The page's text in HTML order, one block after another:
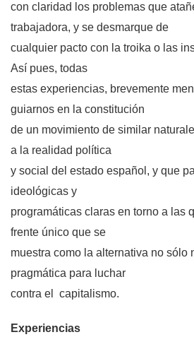
con claridad los problemas que
trabajadora, y se desmarque de
cualquier pacto con la troika o las
Así pues, todas
estas experiencias, brevemente
guiarnos en la constitución
de un movimiento de similar
a la realidad política
y social del estado español, y que
ideológicas y
programáticas claras en torno a las
frente único que se
muestra como la alternativa no sólo
pragmática para luchar
contra el capitalismo.
Experiencias